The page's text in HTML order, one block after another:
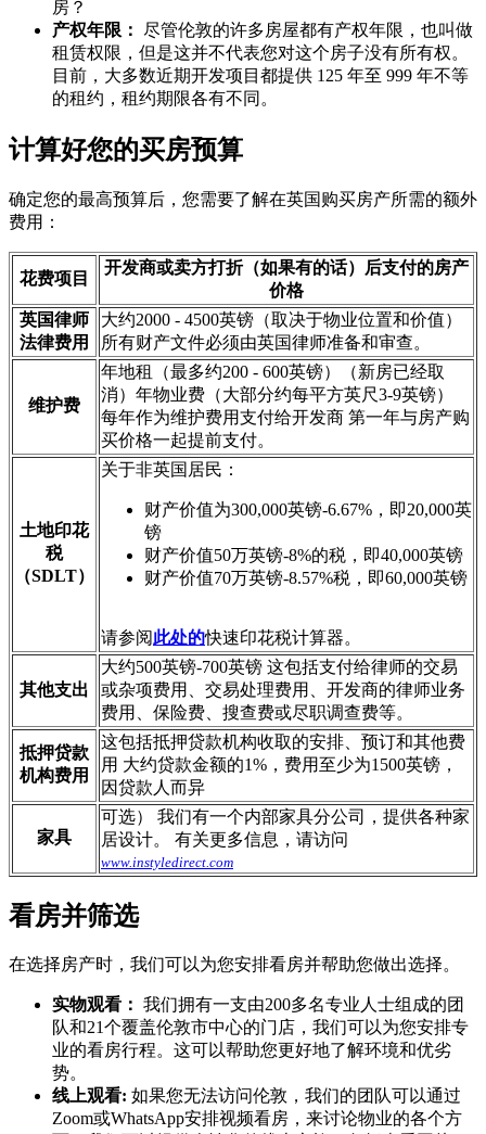
房？
产权年限： 尽管伦敦的许多房屋都有产权年限，也叫做
租赁权限，但是这并不代表您对这个房子没有所有权。
目前，大多数近期开发项目都提供 125 年至 999 年不等
的租约，租约期限各有不同。
计算好您的买房预算
确定您的最高预算后，您需要了解在英国购买房产所需的额外
费用：
花费项目
开发商或卖方打折（如果有的话）后支付的房产
价格
英国律师
法律费用
大约2000 - 4500英镑（取决于物业位置和价值）
所有财产文件必须由英国律师准备和审查。
维护费
年地租（最多约200 - 600英镑）（新房已经取
消）年物业费（大部分约每平方英尺3-9英镑）
每年作为维护费用支付给开发商 第一年与房产购
买价格一起提前支付。
土地印花
税
（SDLT）
关于非英国居民：
财产价值为300,000英镑-6.67%，即20,000英
镑
财产价值50万英镑-8%的税，即40,000英镑
财产价值70万英镑-8.57%税，即60,000英镑
请参阅此处的快速印花税计算器。
其他支出
大约500英镑-700英镑 这包括支付给律师的交易
或杂项费用、交易处理费用、开发商的律师业务
费用、保险费、搜查费或尽职调查费等。
抵押贷款
机构费用
这包括抵押贷款机构收取的安排、预订和其他费
用 大约贷款金额的1%，费用至少为1500英镑，
因贷款人而异
家具
可选） 我们有一个内部家具分公司，提供各种家
居设计。 有关更多信息，请访问
www.instyledirect.com
看房并筛选
在选择房产时，我们可以为您安排看房并帮助您做出选择。
实物观看： 我们拥有一支由200多名专业人士组成的团
队和21个覆盖伦敦市中心的门店，我们可以为您安排专
业的看房行程。这可以帮助您更好地了解环境和优劣
势。
线上观看: 如果您无法访问伦敦，我们的团队可以通过
Zoom或WhatsApp安排视频看房，来讨论物业的各个方